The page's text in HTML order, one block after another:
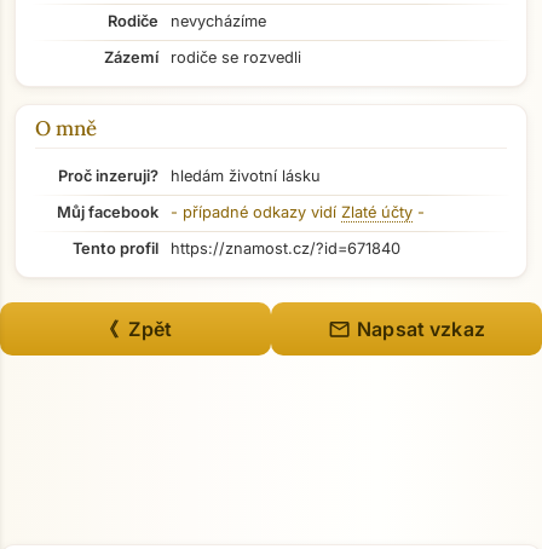
Přejít na hlavní obsah
Rodiče
nevycházíme
Zázemí
rodiče se rozvedli
O mně
Proč inzeruji?
hledám životní lásku
Můj facebook
- případné odkazy vidí Zlaté účty -
Tento profil
https://znamost.cz/?id=671840
《 Zpět mail Napsat vzkaz